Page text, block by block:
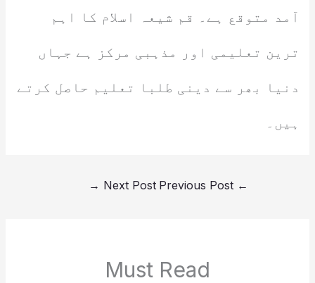
آمد متوقع ہے۔ قم شیعہ اسلام کا اہم
ترین تعلیمی اور مذہبی مرکز ہے جہاں
دنیا بھر سے دینی طلبا تعلیم حاصل کرتے
ہیں۔
←
Next Post
→
Must Read